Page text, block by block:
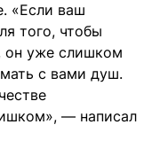
«Если ваш
того, чтобы
он уже слишком
с вами душ.
— написал